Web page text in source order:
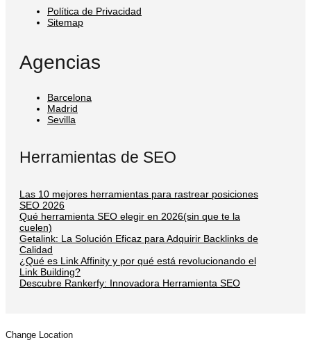
Política de Privacidad
Sitemap
Agencias
Barcelona
Madrid
Sevilla
Herramientas de SEO
Las 10 mejores herramientas para rastrear posiciones
SEO 2026
Qué herramienta SEO elegir en 2026(sin que te la
cuelen)
Getalink: La Solución Eficaz para Adquirir Backlinks de
Calidad
¿Qué es Link Affinity y por qué está revolucionando el
Link Building?
Descubre Rankerfy: Innovadora Herramienta SEO
Change Location